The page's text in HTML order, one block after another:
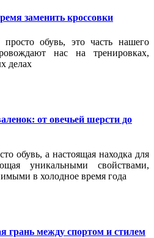
заменить кроссовки
обувь, это часть нашего
нас на тренировках,
делах
от овечьей шерсти до
обувь, а настоящая находка для
уникальными свойствами,
в холодное время года
грань между спортом и стилем